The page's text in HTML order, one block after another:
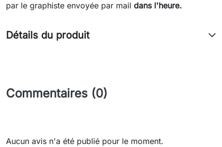
par le graphiste envoyée par mail dans l'heure.
Détails du produit
Commentaires (0)
Aucun avis n'a été publié pour le moment.